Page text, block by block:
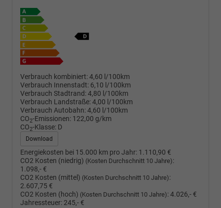
Verbrauch kombiniert:4,60 l/100km
Verbrauch Innenstadt: 6,10 l/100km
Verbrauch Stadtrand:4,80 l/100km
Verbrauch Landstraße:4,00 l/100km
Verbrauch Autobahn:4,60 l/100km
CO2-Emissionen: 122,00 g/km
CO2-Klasse: D
Download
Energiekosten bei 15.000 km pro Jahr: 1.110,90 €
CO2 Kosten (niedrig) (Kosten Durchschnitt 10 Jahre):
1.098,- €
CO2 Kosten (mittel) (Kosten Durchschnitt 10 Jahre):
2.607,75 €
CO2 Kosten (hoch) (Kosten Durchschnitt 10 Jahre):4.026,- €
Jahressteuer: 245,- €